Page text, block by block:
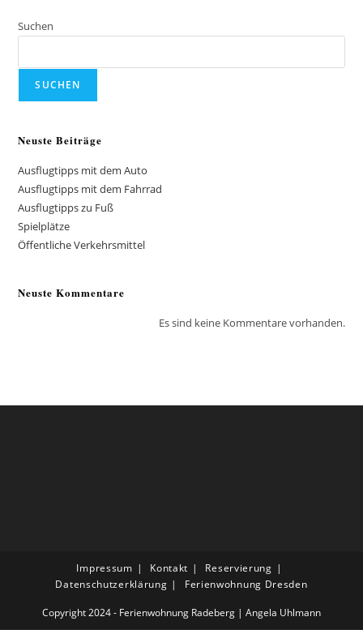
Suchen
SUCHEN
Neuste Beiträge
Ausflugtipps mit dem Auto
Ausflugtipps mit dem Fahrrad
Ausflugtipps zu Fuß
Spielplätze
Öffentliche Verkehrsmittel
Neuste Kommentare
Es sind keine Kommentare vorhanden.
Impressum Kontakt
Reservierung
Datenschutzerklärung
Ferienwohnung Dresden
Copyright 2024 - Ferienwohnung Radeberg | Angela Uhlmann